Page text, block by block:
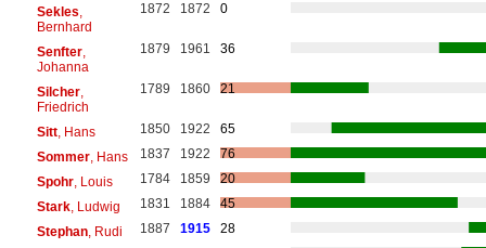
Sekles,
Bernhard
1872 1872 0
Senfter,
Johanna
1879 1961 36
Silcher,
Friedrich
1789 1860 21
Sitt, Hans 1850 1922
65
Sommer, Hans 1837 1922
76
Spohr, Louis 1784 1859
20
Stark, Ludwig 1831 1884
45
Stephan, Rudi 1887 1915
28